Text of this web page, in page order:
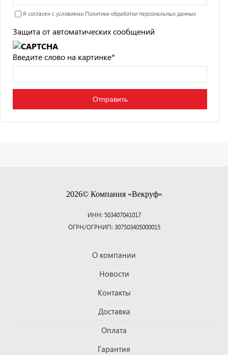
Я согласен с условиями Политики обработки персональных данных
Защита от автоматических сообщений
Введите слово на картинке*
2026© Компания «Векруф»
ИНН: 503407041017
ОГРН/ОГРНИП: 307503405000015
О компании
Новости
Контакты
Доставка
Оплата
Гарантия